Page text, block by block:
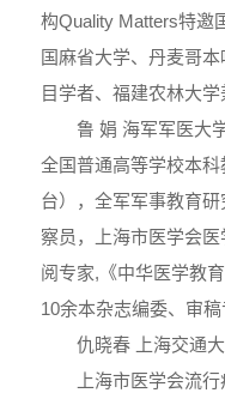
构Quality Matters特邀
国麻省大学、丹麦哥
目学者、福建农林大学
鲁 娟 海军军医大
全国普通高等学校本
台），全军军事教育
察员，上海市医学会
阅专家,《中华医学教
10余本杂志编委、审
仇晓春 上海交通
上海市医学会流